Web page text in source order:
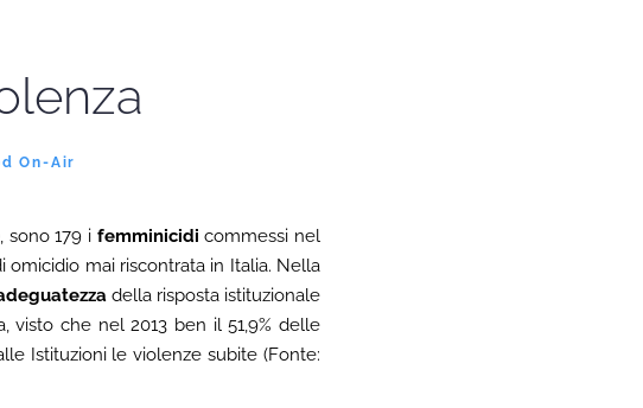
On-Air
sono 179 i femminicidi commessi nel
mai riscontrata in Italia. Nella
della risposta istituzionale
visto che nel 2013 ben il 51,9% delle
Istituzioni le violenze subite (Fonte: